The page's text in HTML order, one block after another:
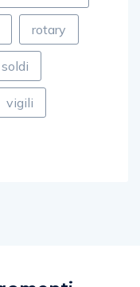
rotary
soldi
vigili